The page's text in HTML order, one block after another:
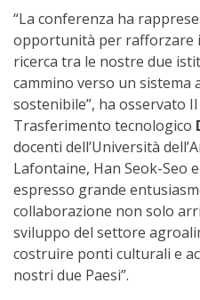
“La conferenza ha
opportunità per rafforzare i
ricerca tra le nostre due
cammino verso un sistema
sostenibile”, ha osservato
Trasferimento tecnologico
docenti dell’Università
Lafontaine, Han Seok-Seo
espresso grande
collaborazione non solo
sviluppo del settore
costruire ponti culturali e
nostri due Paesi”.